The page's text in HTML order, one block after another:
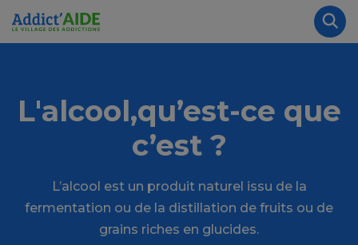
Aller au contenu principal
L'alcool,qu’est-ce que
c’est ?
L’alcool est un produit naturel issu de la
fermentation ou de la distillation de fruits ou de
grains riches en glucides.
Panneau de gestion des cookies